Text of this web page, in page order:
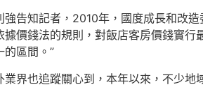
強告知記者，2010年，國度成長和改
據價錢法的規則，對飯店客房價錢實行
的區間。”
業界也追蹤關心到，本年以來，不少地